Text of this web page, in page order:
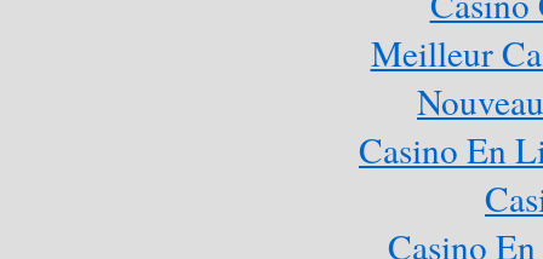
Meilleur
Casino En
Casino